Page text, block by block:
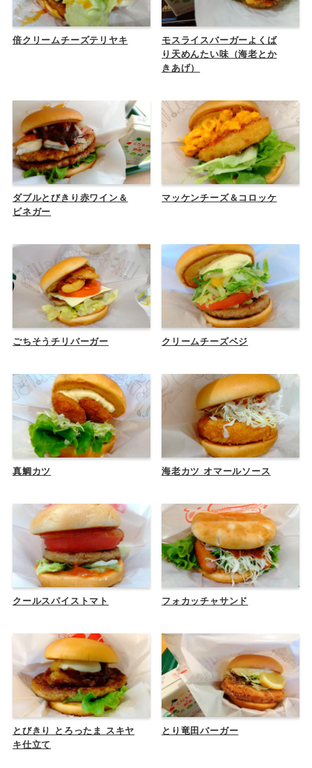
倍クリームチーズテリヤキ
モスライスバーガーよくば
り天めんたい味（海老とか
きあげ）
ダブルとびきり赤ワイン＆
ビネガー
マッケンチーズ＆コロッケ
ごちそうチリバーガー クリームチーズベジ
真鯛カツ 海老カツ オマールソース
クールスパイストマト フォカッチャサンド
とびきり とろったま スキヤ
キ仕立て
とり竜田バーガー